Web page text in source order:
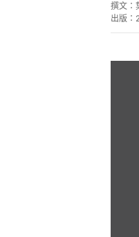
撰文：
出版：